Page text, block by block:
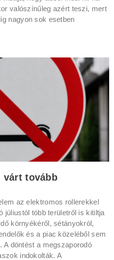
valószínűleg azért teszi, mert
nagyon sok esetben
várt tovább
az elektromos rollerekkel
júliustól több területről is kitiltja
környékéről, sétányokról,
és a piac közeléből sem
A döntést a megszaporodó
indokolták. A